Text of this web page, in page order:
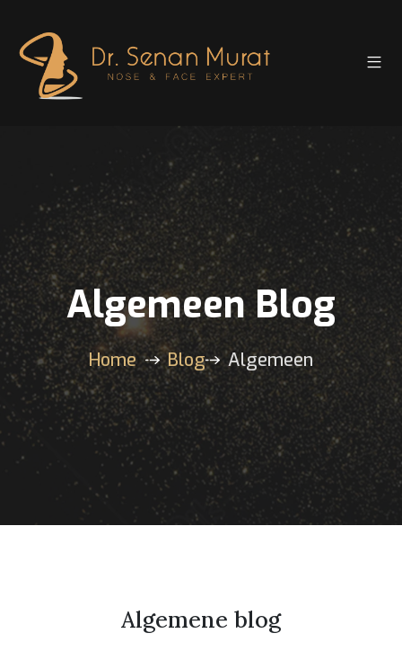
Algemeen Blog
Home Blog Algemeen
Algemene blog